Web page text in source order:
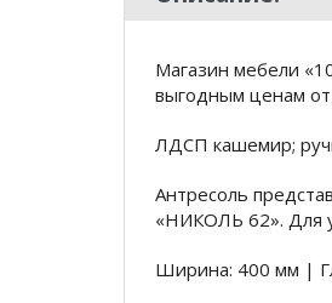
Магазин мебели
выгодным ценам от
ЛДСП кашемир;
Антресоль
«НИКОЛЬ 62». Для
Ширина: 400 мм |